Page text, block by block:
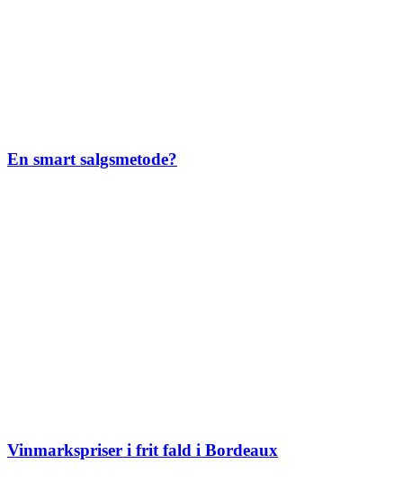
En smart salgsmetode?
Vinmarkspriser i frit fald i Bordeaux